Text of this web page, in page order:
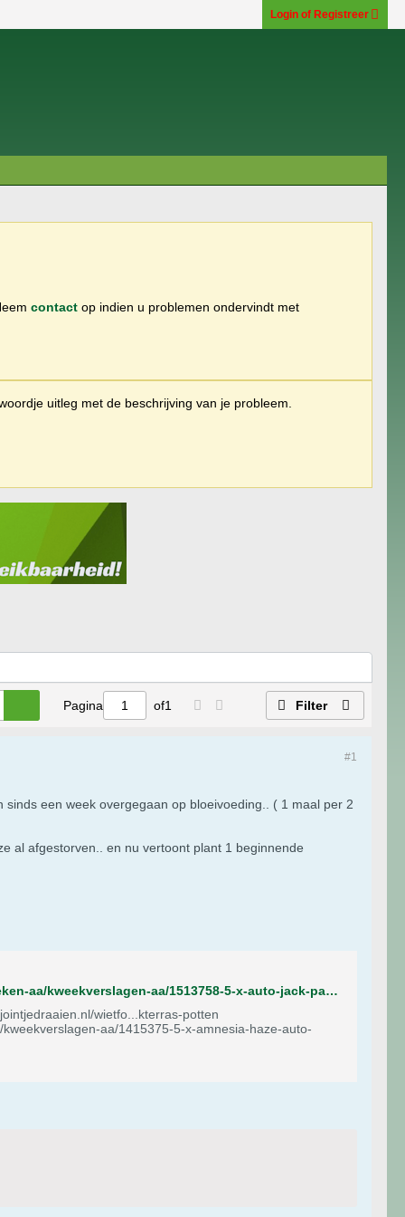
Login of Registreer
contact op indien u problemen ondervindt met
uitleg met de beschrijving van je probleem.
Pagina of1 Filter
#1
een week overgegaan op bloeivoeding.. ( 1 maal per 2
al afgestorven.. en nu vertoont plant 1 beginnende
https://www.jointjedraaien.nl/wietforum/forum/buiten-wiet-kweken/buiten-wiet-kweken-aa/kweekverslagen-aa/1513758-5-x-auto-jack-paradise-seeds-in-tuinkas-op-dakterras
aa/1415375-5-x-amnesia-haze-auto-